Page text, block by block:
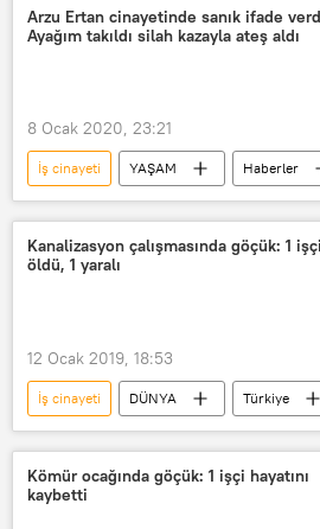
Çocuk cinayeti
Nefret cinayeti
Porno
Pornografi
Arzu Ertan cinayetinde sanık ifade
Ayağım takıldı silah kazayla ateş aldı
8 Ocak 2020, 23:21
İş cinayeti YAŞAM
Haberler
Kadın cinayeti
Cinayet
Nefret cinayeti
Kanalizasyon çalışmasında göçük: 1 işçi
öldü, 1 yaralı
12 Ocak 2019, 18:53
İş cinayeti DÜNYA
Türkiye
Haberler
TÜRKİYE
Kahramanmaraş
Adem Yıldız
Necmullah Penceri
Kömür ocağında göçük: 1 işçi hayatını
kaybetti